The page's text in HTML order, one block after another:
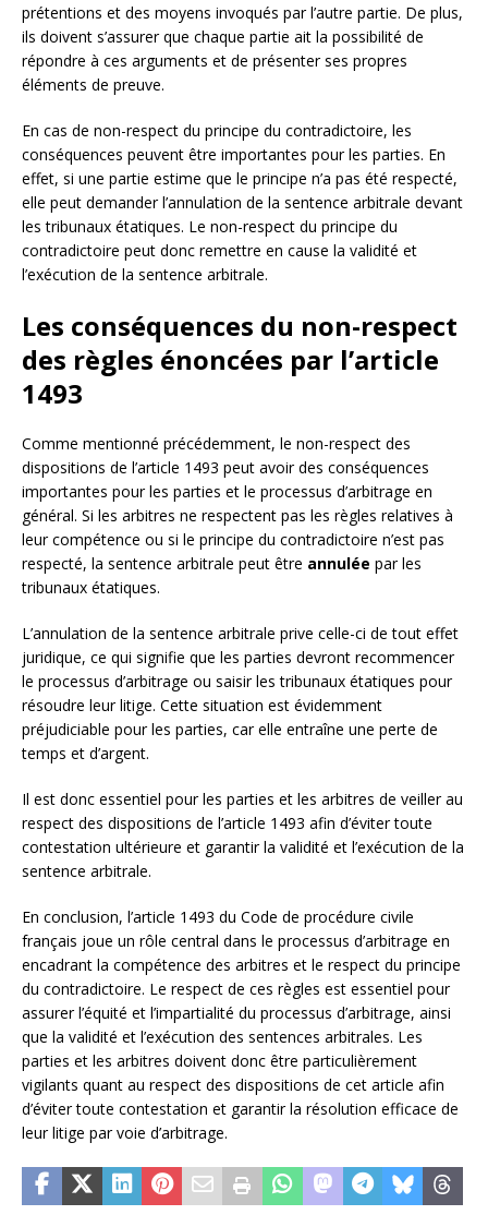
prétentions et des moyens invoqués par l’autre partie. De plus,
ils doivent s’assurer que chaque partie ait la possibilité de
répondre à ces arguments et de présenter ses propres
éléments de preuve.
En cas de non-respect du principe du contradictoire, les
conséquences peuvent être importantes pour les parties. En
effet, si une partie estime que le principe n’a pas été respecté,
elle peut demander l’annulation de la sentence arbitrale devant
les tribunaux étatiques. Le non-respect du principe du
contradictoire peut donc remettre en cause la validité et
l’exécution de la sentence arbitrale.
Les conséquences du non-respect
des règles énoncées par l’article
1493
Comme mentionné précédemment, le non-respect des
dispositions de l’article 1493 peut avoir des conséquences
importantes pour les parties et le processus d’arbitrage en
général. Si les arbitres ne respectent pas les règles relatives à
leur compétence ou si le principe du contradictoire n’est pas
respecté, la sentence arbitrale peut être annulée par les
tribunaux étatiques.
L’annulation de la sentence arbitrale prive celle-ci de tout effet
juridique, ce qui signifie que les parties devront recommencer
le processus d’arbitrage ou saisir les tribunaux étatiques pour
résoudre leur litige. Cette situation est évidemment
préjudiciable pour les parties, car elle entraîne une perte de
temps et d’argent.
Il est donc essentiel pour les parties et les arbitres de veiller au
respect des dispositions de l’article 1493 afin d’éviter toute
contestation ultérieure et garantir la validité et l’exécution de la
sentence arbitrale.
En conclusion, l’article 1493 du Code de procédure civile
français joue un rôle central dans le processus d’arbitrage en
encadrant la compétence des arbitres et le respect du principe
du contradictoire. Le respect de ces règles est essentiel pour
assurer l’équité et l’impartialité du processus d’arbitrage, ainsi
que la validité et l’exécution des sentences arbitrales. Les
parties et les arbitres doivent donc être particulièrement
vigilants quant au respect des dispositions de cet article afin
d’éviter toute contestation et garantir la résolution efficace de
leur litige par voie d’arbitrage.